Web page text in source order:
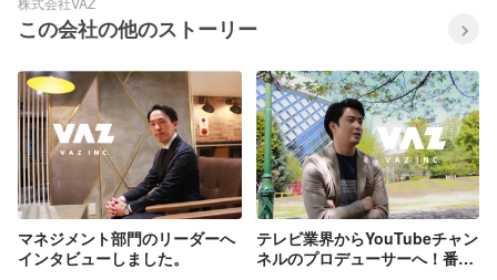
この会社の他のストーリー
マネジメント部門のリーダーへ
インタビューしました。
テレビ業界からYouTubeチャン
ネルのプロデューサーへ！番組